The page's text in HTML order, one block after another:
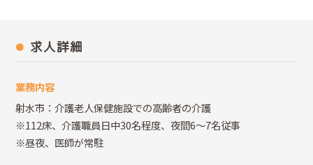
求人詳細
業務内容
射水市：介護老人保健施設での高齢者の介護
※112床、介護職員日中30名程度、夜間6～7名従事
※昼夜、医師が常駐